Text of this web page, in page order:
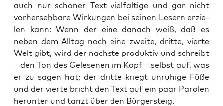
auch nur schö­ner Text viel­fäl­ti­ge und gar nicht
vor­her­seh­ba­re Wir­kun­gen bei sei­nen Lesern erzie­
len kann: Wenn der eine danach weiß, daß es
neben dem All­tag noch eine zwei­te, drit­te, vier­te
Welt gibt, wird der nächs­te pro­duk­tiv und schreibt
– den Ton des Gele­se­nen im Kopf – selbst auf, was
er zu sagen hat; der drit­te kriegt unru­hi­ge Füße
und der vier­te bricht den Text auf ein paar Paro­len
her­un­ter und tanzt über den Bürgersteig.